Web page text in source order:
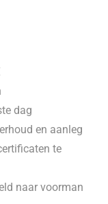
dag
en aanleg
te
naar voorman